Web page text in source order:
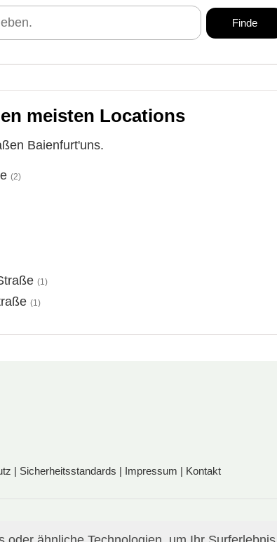
meisten Locations
Baienfurt'uns.
(2)
(1)
(1)
Sicherheitsstandards Impressum Kontakt